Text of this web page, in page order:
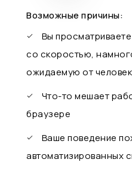
Возможные причины:
Вы
со скоростью,
ожидаемую от
Что-то мешает
браузере
Ваше поведение
автоматизированных